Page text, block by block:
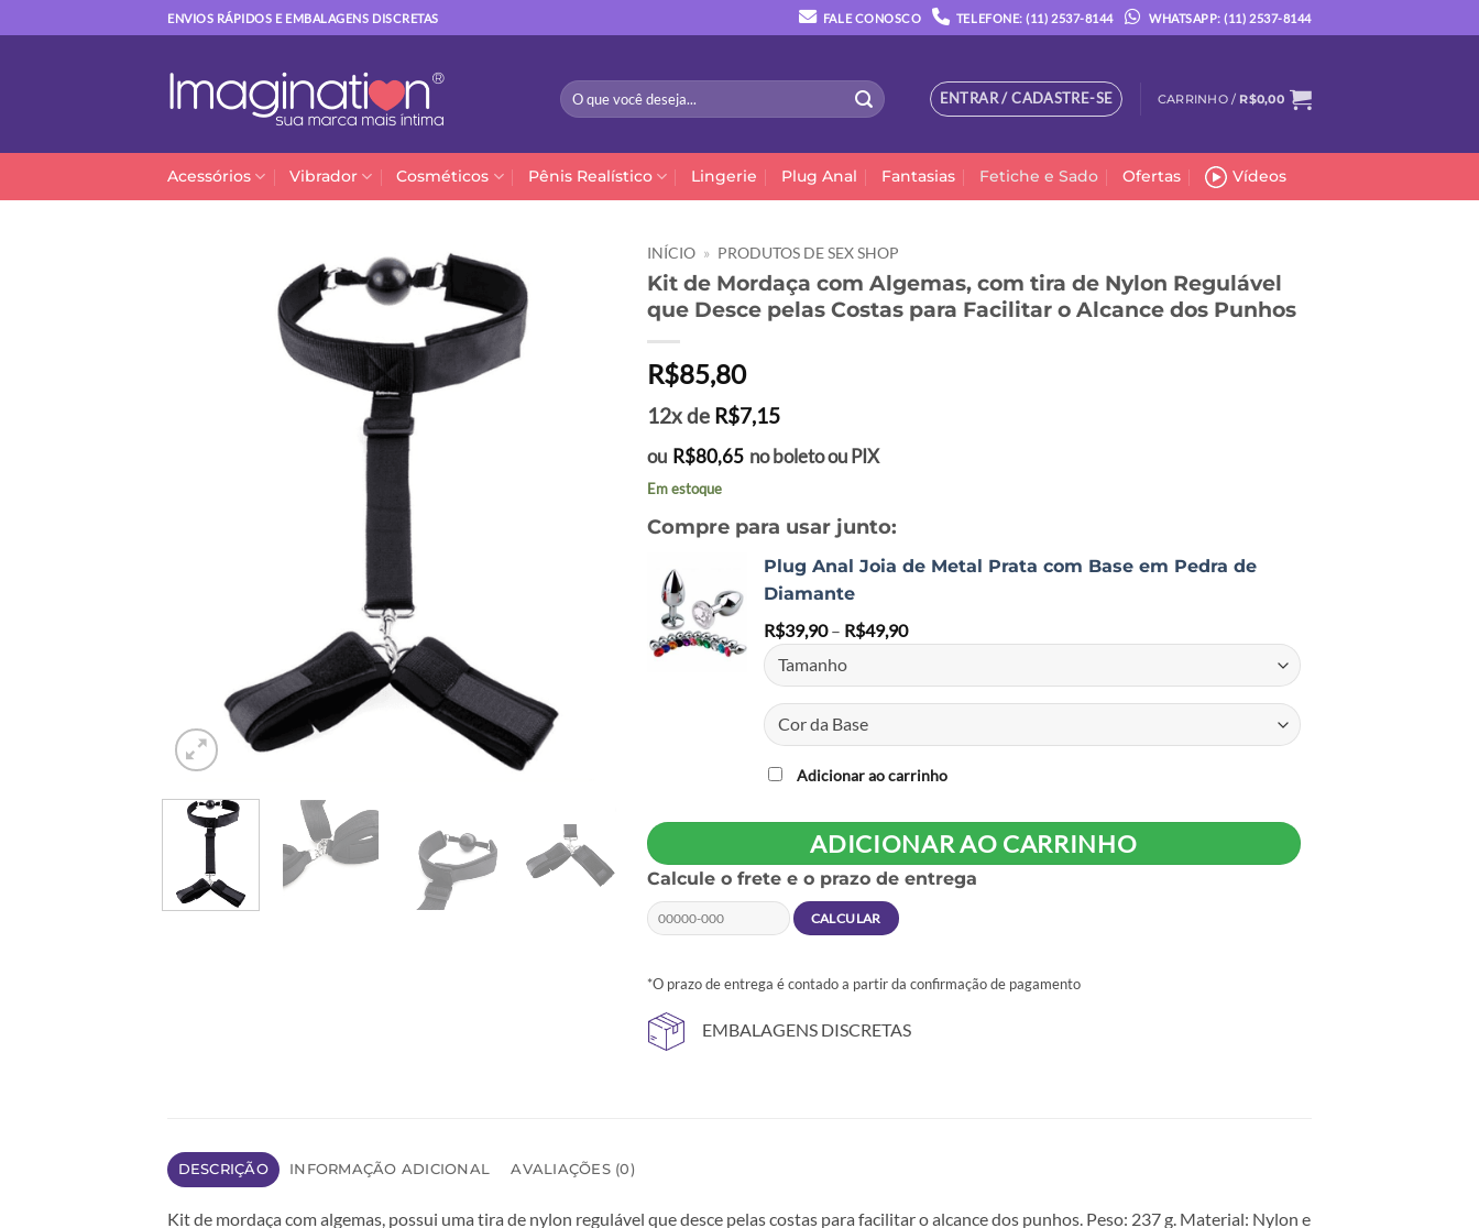
to
ENVIOS RÁPIDOS E EMBALAGENS DISCRETAS FALE CONOSCO TELEFONE: (11) 2537-8144 WHATSAPP: (11) 2537-8144
Pesquisar
por:
ENTRAR / CADASTRE-SE CARRINHO / R$0,00
Acessórios Vibrador Cosméticos Pênis Realístico Lingerie Plug Anal Fantasias Fetiche e Sado Ofertas Vídeos
INÍCIO » PRODUTOS DE SEX SHOP
Kit de Mordaça com Algemas, com tira de Nylon Regulável
que Desce pelas Costas para Facilitar o Alcance dos Punhos
R$85,80
12x de R$7,15
ou R$80,65 no boleto ou PIX
Em estoque
Compre para usar junto:
Plug Anal Joia de Metal Prata com Base em Pedra de
Diamante
R$39,90 – R$49,90Price
R$39,90
Adicionar ao carrinho
ADICIONAR AO CARRINHO
Calcule o frete e o prazo de entrega
*O prazo de entrega é contado a partir da confirmação de pagamento
EMBALAGENS DISCRETAS
DESCRIÇÃO INFORMAÇÃO ADICIONAL AVALIAÇÕES (0)
Kit de mordaça com algemas, possui uma tira de nylon regulável que desce pelas costas para facilitar o alcance dos punhos. Peso: 237 g. Material: Nylon e